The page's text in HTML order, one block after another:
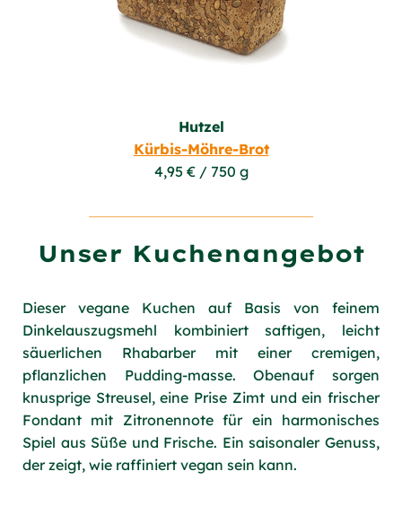
Hutzel
Kürbis-Möhre-Brot
4,95 € / 750 g
Unser Kuchenangebot
Dieser vegane Kuchen auf Basis von feinem
Dinkelauszugsmehl kombiniert saftigen, leicht
säuerlichen Rhabarber mit einer cremigen,
pflanzlichen Pudding-masse. Obenauf sorgen
knusprige Streusel, eine Prise Zimt und ein frischer
Fondant mit Zitronennote für ein harmonisches
Spiel aus Süße und Frische. Ein saisonaler Genuss,
der zeigt, wie raffiniert vegan sein kann.